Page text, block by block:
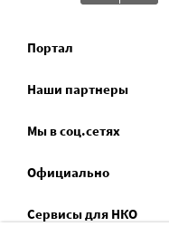
Портал
Наши партнеры
Мы в соц.сетях
Официально
Сервисы для НКО